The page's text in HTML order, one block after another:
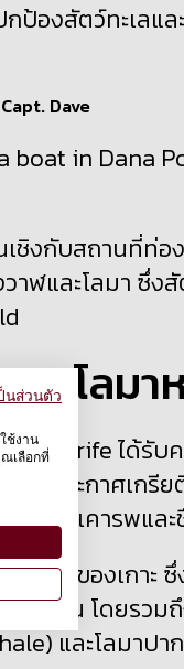
กป้องสัตว์ทะเ
in Dana
งกับสถานที่ท่อ
ฬและโลมา ซึ่ง
ละโลม
ะTenerifeได้รับ
การประกาศเก
ความเคารพแล
านน้ำของเกาะ
ท้องถิ่น โดยรวม
) และโลมาปา
นส่วนตัว
ช้งาน
เลือกที่